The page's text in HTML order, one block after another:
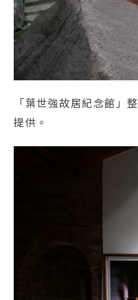
「葉世強故居紀念館」
提供。